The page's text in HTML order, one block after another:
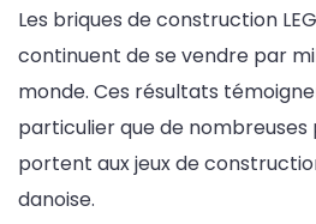
Les briques de construction
continuent de se vendre par
monde. Ces résultats
particulier que de nombreuses
portent aux jeux de
danoise.